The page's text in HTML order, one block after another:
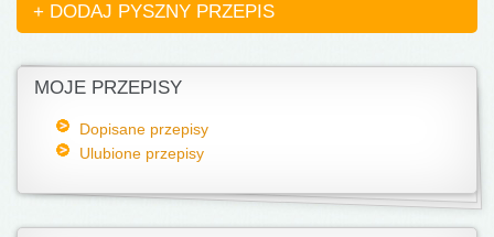
+ DODAJ PYSZNY PRZEPIS
MOJE PRZEPISY
Dopisane przepisy
Ulubione przepisy